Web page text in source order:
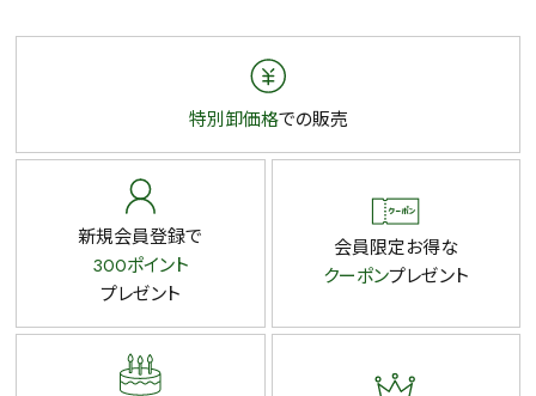
特別卸価格での販売
新規会員登録で
300ポイント
プレゼント
会員限定お得な
クーポンプレゼント